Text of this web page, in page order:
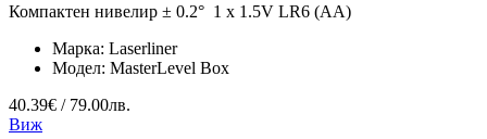
Компактен нивелир ± 0.2° 1 x 1.5V LR6 (AA)
Марка: Laserliner
Модел: MasterLevel Box
40.39€ / 79.00лв.
Виж